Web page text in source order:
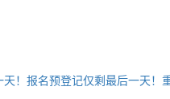
！报名预登记仅剩最后一天！